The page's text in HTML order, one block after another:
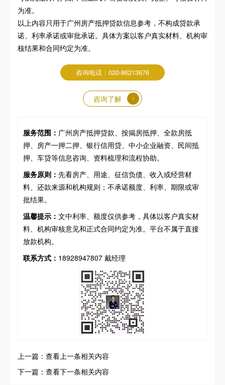
为准。
以上内容只用于广州房产抵押贷款信息参考，不构成贷款承
诺、利率承诺或审批承诺。具体方案以客户真实材料、机构审
核结果和合同约定为准。
咨询电话：020-86213676
咨询了解
服务范围： 广州房产抵押贷款、按揭房抵押、全款房抵
押、房产一押二押、银行信用贷、中小企业融资、民间抵
押、车贷等信息咨询、资料梳理和流程协助。
服务原则： 先看房产、用途、征信负债、收入或经营材
料、还款来源和机构规则；不承诺额度、利率、期限或审
批结果。
温馨提示： 文中利率、额度仅供参考，具体以客户真实材
料、机构审核意见和正式合同约定为准。平台不属于直接
放款机构。
联系方式： 18928947807 戴经理
上一篇：查看上一条相关内容
下一篇：查看下一条相关内容